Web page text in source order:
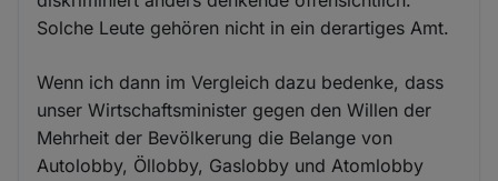
Solche Leute gehören nicht in ein derartiges Amt.
Wenn ich dann im Vergleich dazu bedenke, dass
unser Wirtschaftsminister gegen den Willen der
Mehrheit der Bevölkerung die Belange von
Autolobby, Öllobby, Gaslobby und Atomlobby